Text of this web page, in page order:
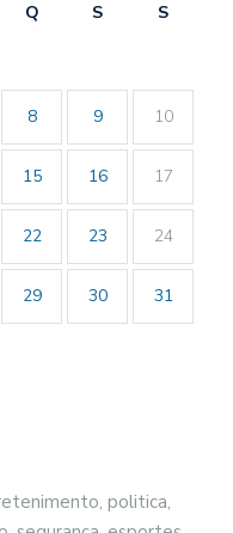
Q S
S
8 9 10
15 16 17
22 23 24
29 30 31
politica,